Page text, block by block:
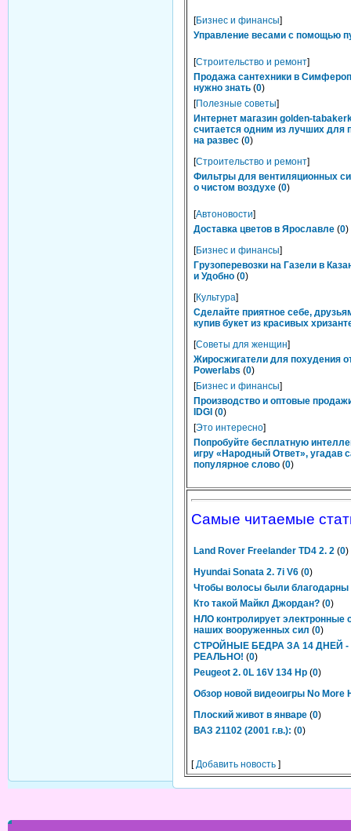
[Бизнес и финансы]
Управление весами с помощью
[Строительство и ремонт]
Продажа сантехники в
нужно знать (0)
[Полезные советы]
Интернет магазин golden-
считается одним из лучших для
на развес (0)
[Строительство и ремонт]
Фильтры для вентиляционных
о чистом воздухе (0)
[Автоновости]
Доставка цветов в Ярославле (0)
[Бизнес и финансы]
Грузоперевозки на Газели в
и Удобно (0)
[Культура]
Сделайте приятное себе,
купив букет из красивых
[Советы для женщин]
Жиросжигатели для похудения
Powerlabs (0)
[Бизнес и финансы]
Производство и оптовые
IDGI (0)
[Это интересно]
Попробуйте бесплатную
игру «Народный Ответ», угадав
популярное слово (0)
Самые читаемые
Land Rover Freelander TD4 2. 2 (0)
Hyundai Sonata 2. 7i V6 (0)
Чтобы волосы были благодарны
Кто такой Майкл Джордан? (0)
НЛО контролирует электронные
наших вооруженных сил (0)
СТРОЙНЫЕ БЕДРА ЗА 14 ДНЕЙ -
РЕАЛЬНО! (0)
Peugeot 2. 0L 16V 134 Hp (0)
Обзор новой видеоигры No More
Плоский живот в январе (0)
ВАЗ 21102 (2001 г.в.): (0)
[Добавить новость ]